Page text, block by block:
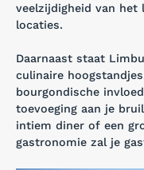
veelzijdigheid van het
locaties.
Daarnaast staat
culinaire
bourgondische
toevoeging aan je
intiem diner of een
gastronomie zal je